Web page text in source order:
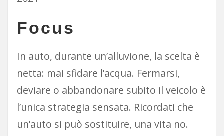
Focus
In auto, durante un’alluvione, la scelta è
netta: mai sfidare l’acqua. Fermarsi,
deviare o abbandonare subito il veicolo è
l’unica strategia sensata. Ricordati che
un’auto si può sostituire, una vita no.